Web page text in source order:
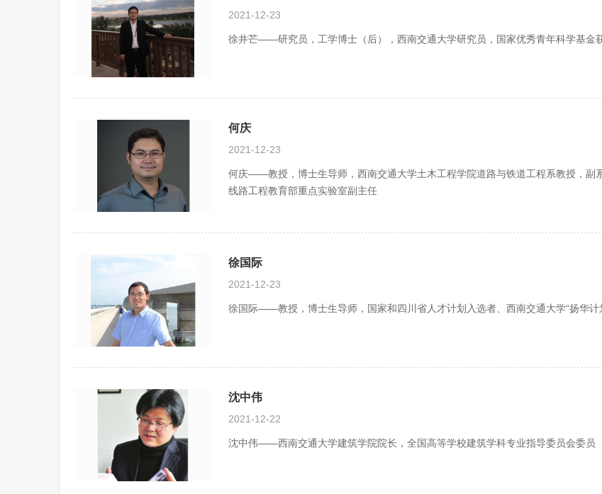
2021-12-23
徐井芒——研究员，工学博士（后），西南交通大学研究员，国家优秀青年科学基金
何庆
2021-12-23
何庆——教授，博士生导师，西南交通大学土木工程学院道路与铁道工程系教授，副
线路工程教育部重点实验室副主任
徐国际
2021-12-23
徐国际——教授，博士生导师，国家和四川省人才计划入选者、西南交通大学“扬华计
沈中伟
2021-12-22
沈中伟——西南交通大学建筑学院院长，全国高等学校建筑学科专业指导委员会委员